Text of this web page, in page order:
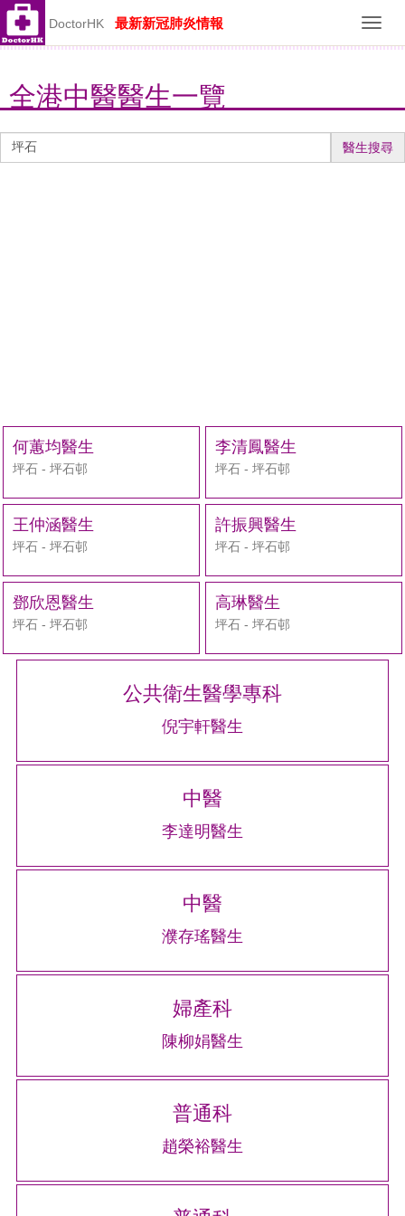
DoctorHK 最新新冠肺炎情報
全港中醫醫生一覽
生
醫生搜尋
何蕙均醫生
坪石 - 坪石邨
李清鳳醫生
坪石 - 坪石邨
王仲涵醫生
坪石 - 坪石邨
許振興醫生
坪石 - 坪石邨
鄧欣恩醫生
坪石 - 坪石邨
高琳醫生
坪石 - 坪石邨
公共衛生醫學專科
倪宇軒醫生
中醫
李達明醫生
中醫
濮存瑤醫生
婦產科
陳柳娟醫生
普通科
趙榮裕醫生